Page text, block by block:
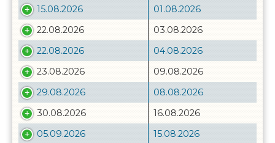
15.08.2026
01.08.2026
22.08.2026
03.08.2026
22.08.2026
04.08.2026
23.08.2026
09.08.2026
29.08.2026
08.08.2026
30.08.2026
16.08.2026
05.09.2026
15.08.2026